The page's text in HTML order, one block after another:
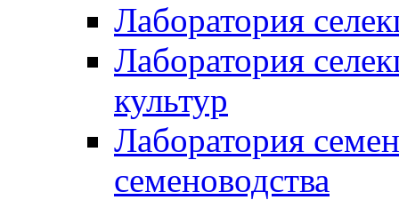
Лаборатория
Лаборатория
культур
Лаборатория
семеноводства